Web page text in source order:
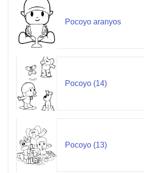
Pocoyo aranyos
Pocoyo (14)
Pocoyo (13)